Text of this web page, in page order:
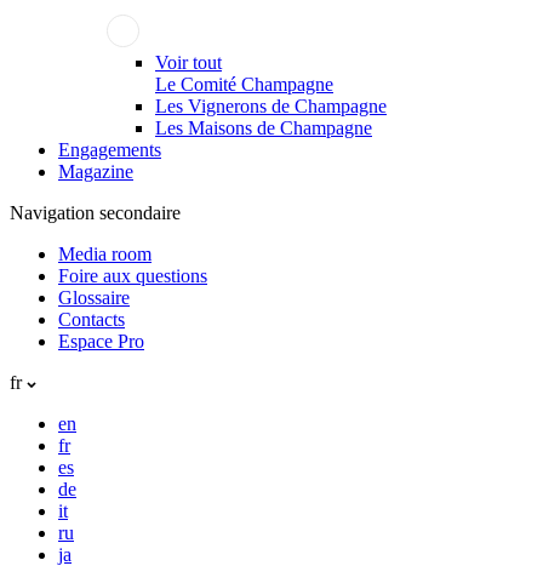
Voir tout
Le Comité Champagne
Les Vignerons de Champagne
Les Maisons de Champagne
Engagements
Magazine
Navigation secondaire
Media room
Foire aux questions
Glossaire
Contacts
Espace Pro
fr
en
fr
es
de
it
ru
ja